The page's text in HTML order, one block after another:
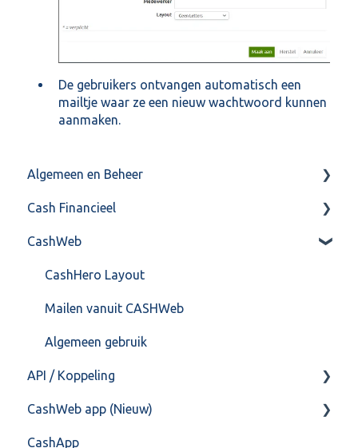
De gebruikers ontvangen automatisch een
mailtje waar ze een nieuw wachtwoord kunnen
aanmaken.
Algemeen en Beheer
Bank(koppeling)
Import/Export
Postbus
Training & Consultancy
Overig
Cash Financieel
Boekhoud
Fiscaal
Overig
CashWeb
CashHero Layout
Mailen vanuit CASHWeb
Algemeen gebruik
API / Koppeling
Algemeen
Api 3.0 (SOAP API)
CashWeb app (Nieuw)
Veel gestelde vragen
CashApp